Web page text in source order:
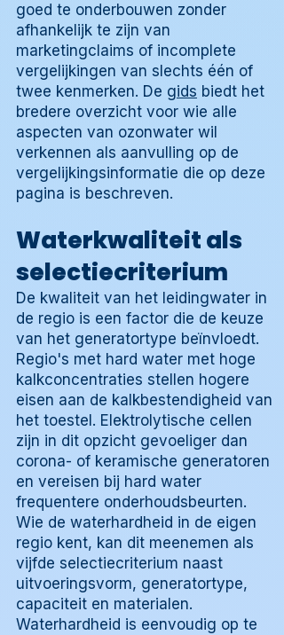
goed te onderbouwen zonder
afhankelijk te zijn van
marketingclaims of incomplete
vergelijkingen van slechts één of
twee kenmerken. De gids biedt het
bredere overzicht voor wie alle
aspecten van ozonwater wil
verkennen als aanvulling op de
vergelijkingsinformatie die op deze
pagina is beschreven.
Waterkwaliteit als
selectiecriterium
De kwaliteit van het leidingwater in
de regio is een factor die de keuze
van het generatortype beïnvloedt.
Regio's met hard water met hoge
kalkconcentraties stellen hogere
eisen aan de kalkbestendigheid van
het toestel. Elektrolytische cellen
zijn in dit opzicht gevoeliger dan
corona- of keramische generatoren
en vereisen bij hard water
frequentere onderhoudsbeurten.
Wie de waterhardheid in de eigen
regio kent, kan dit meenemen als
vijfde selectiecriterium naast
uitvoeringsvorm, generatortype,
capaciteit en materialen.
Waterhardheid is eenvoudig op te